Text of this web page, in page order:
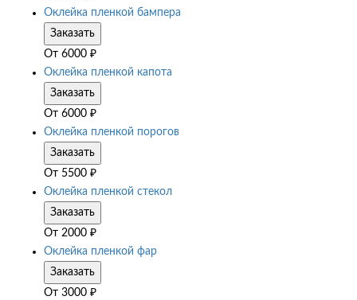
Оклейка пленкой бампера
Заказать
От 6000 ₽
Оклейка пленкой капота
Заказать
От 6000 ₽
Оклейка пленкой порогов
Заказать
От 5500 ₽
Оклейка пленкой стекол
Заказать
От 2000 ₽
Оклейка пленкой фар
Заказать
От 3000 ₽